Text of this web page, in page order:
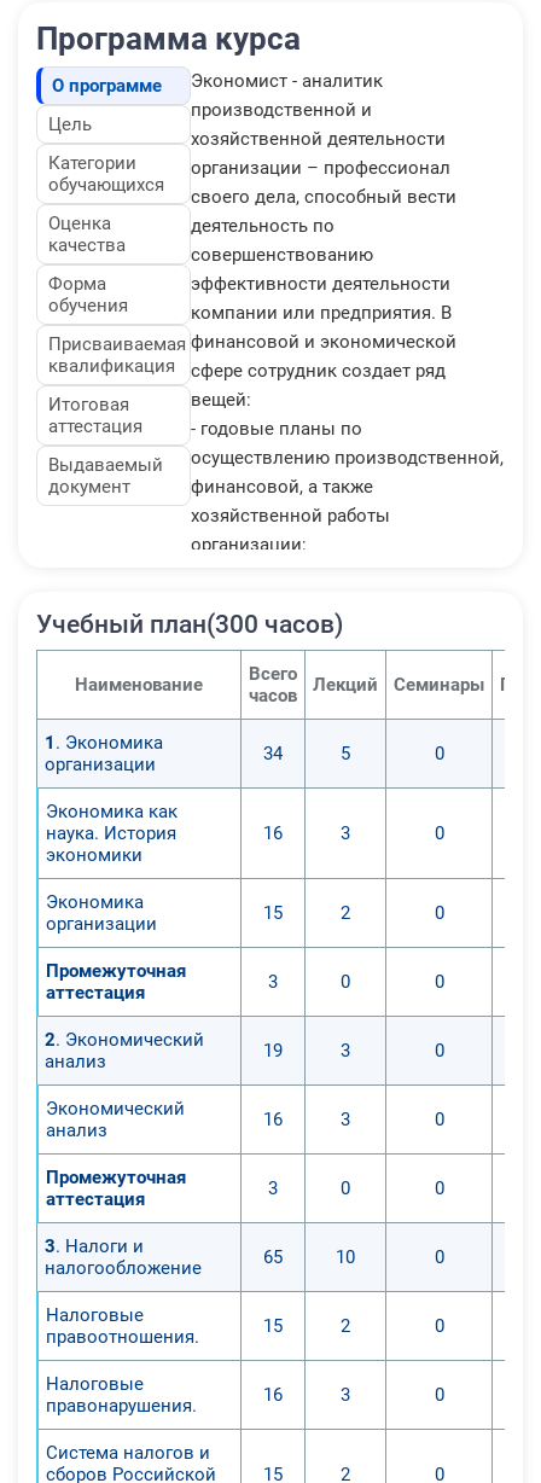
Программа курса
О программе
Цель
Категории
обучающихся
Оценка
качества
Форма
обучения
Присваиваемая
квалификация
Итоговая
аттестация
Выдаваемый
документ
Экономист - аналитик
производственной и
хозяйственной деятельности
организации – профессионал
своего дела, способный вести
деятельность по
совершенствованию
эффективности деятельности
компании или предприятия. В
финансовой и экономической
сфере сотрудник создает ряд
вещей:
- годовые планы по
осуществлению производственной,
финансовой, а также
хозяйственной работы
организации;
деятельности организации;
плановую и учетную документацию;
- особенности разработки бизнес-
структурных элементов
подсчет следующих вещей:
- материальных, трудовых и
финансовых затрат, необходимых
реализации продуктов,
инновационных технологий.
Более того, данный специалист
накапливает сведения для
также хозяйственной деятельности
организации с целью воздействия
на рост объемов продажи
продукции и увеличения
окупаемости. Экономист-аналитик
также изучает экономическую
использование инновационной
Учебный план(300 часов)
Наименование
Всего
часов
Лекций Семинары
1 . Экономика
организации
34 5 0
Экономика как
наука. История
экономики
16 3 0
Экономика
организации
15 2 0
Промежуточная
аттестация
3 0 0
2. Экономический
анализ
19 3 0
Экономический
анализ
16 3 0
Промежуточная
аттестация
3 0 0
3. Налоги и
налогообложение
65 10 0
Налоговые
правоотношения.
15 2 0
Налоговые
правонарушения.
16 3 0
Система налогов и
сборов Российской
15 2 0